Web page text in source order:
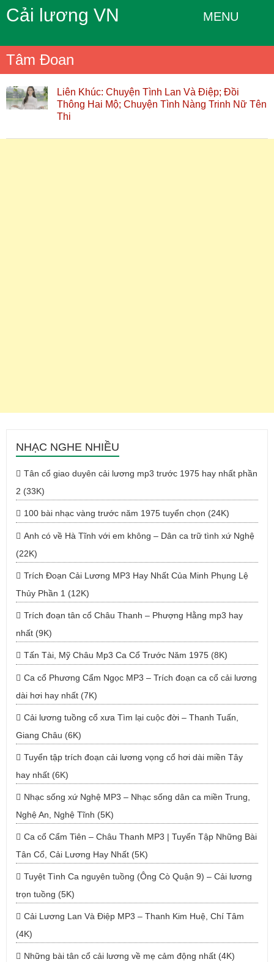
Cải lương VN MENU
Tâm Đoan
Liên Khúc: Chuyện Tình Lan Và Điệp; Đồi
Thông Hai Mộ; Chuyện Tình Nàng Trinh Nữ Tên
Thi
NHẠC NGHE NHIỀU
Tân cổ giao duyên cải lương mp3 trước 1975 hay nhất phần
2 (33K)
100 bài nhạc vàng trước năm 1975 tuyển chọn (24K)
Anh có về Hà Tĩnh với em không – Dân ca trữ tình xứ Nghệ
(22K)
Trích Đoạn Cải Lương MP3 Hay Nhất Của Minh Phụng Lệ
Thủy Phần 1 (12K)
Trích đoạn tân cổ Châu Thanh – Phượng Hằng mp3 hay
nhất (9K)
Tấn Tài, Mỹ Châu Mp3 Ca Cổ Trước Năm 1975 (8K)
Ca cổ Phương Cẩm Ngọc MP3 – Trích đoạn ca cổ cải lương
dài hơi hay nhất (7K)
Cải lương tuồng cổ xưa Tìm lại cuộc đời – Thanh Tuấn,
Giang Châu (6K)
Tuyển tập trích đoạn cải lương vọng cổ hơi dài miền Tây
hay nhất (6K)
Nhạc sống xứ Nghệ MP3 – Nhạc sống dân ca miền Trung,
Nghệ An, Nghệ Tĩnh (5K)
Ca cổ Cẩm Tiên – Châu Thanh MP3 | Tuyển Tập Những Bài
Tân Cổ, Cải Lương Hay Nhất (5K)
Tuyệt Tình Ca nguyên tuồng (Ông Cò Quận 9) – Cải lương
trọn tuồng (5K)
Cải Lương Lan Và Điệp MP3 – Thanh Kim Huệ, Chí Tâm
(4K)
Những bài tân cổ cải lương về mẹ cảm động nhất (4K)